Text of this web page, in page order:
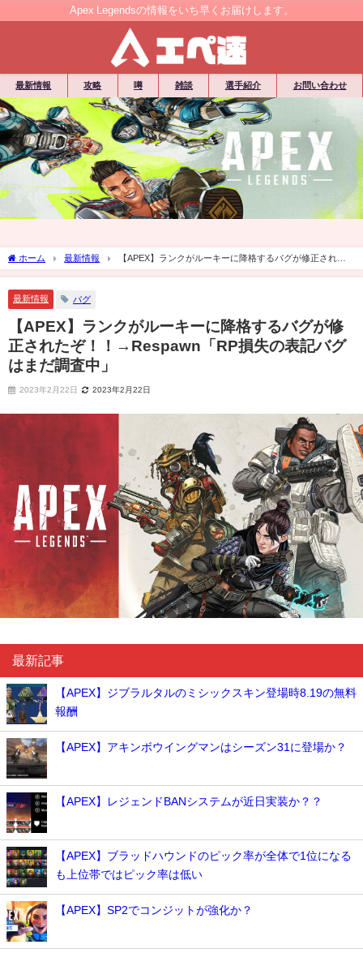
Apex Legendsの情報をいち早くお届けします。
最新情報 攻略 噂 雑談 選手紹介 お問い合わせ
ホーム 最新情報
【APEX】ランクがルーキーに降格するバグが修正された
ぞ！！→Respawn「RP損失の表記バグはまだ調査中」
最新情報 バグ
【APEX】ランクがルーキーに降格するバグが修
正されたぞ！！→Respawn「RP損失の表記バグ
はまだ調査中」
2023年2月22日 2023年2月22日
最新記事
【APEX】ジブラルタルのミシックスキン登場時8.19の無料
報酬
【APEX】アキンボウイングマンはシーズン31に登場か？
【APEX】レジェンドBANシステムが近日実装か？？
【APEX】ブラッドハウンドのピック率が全体で1位になる
も上位帯ではピック率は低い
【APEX】SP2でコンジットが強化か？